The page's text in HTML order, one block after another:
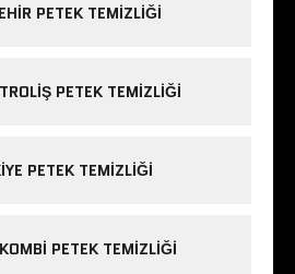
PETEK TEMIZLIĞI
PETEK TEMIZLIĞI
PETEK TEMIZLIĞI
PETEK TEMIZLIĞI